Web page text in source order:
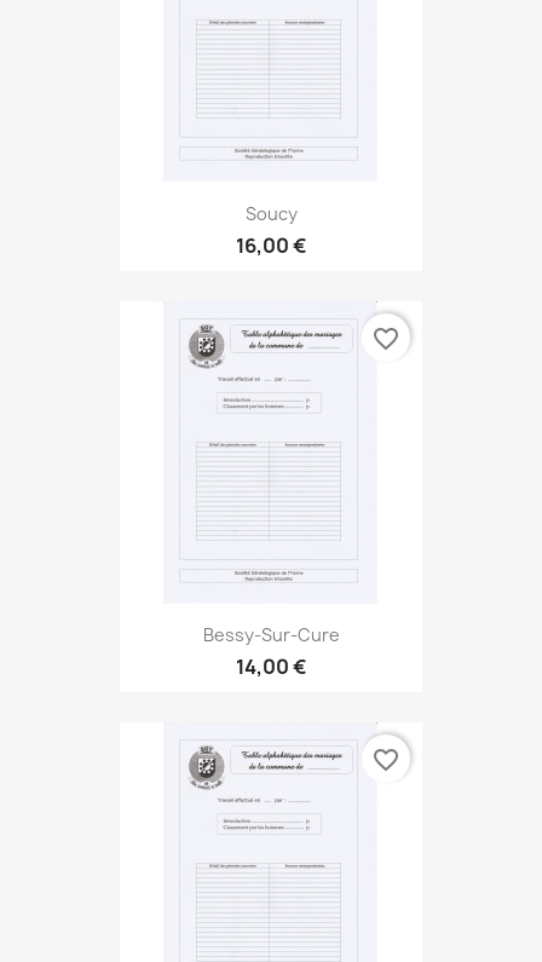
Soucy
16,00 €
Bessy-Sur-Cure
14,00 €
favorite_border
favorite_border